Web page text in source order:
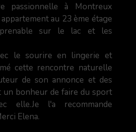
passionnelle à Montreux
au 23 ème étage
sur le lac et les
le sourire en lingerie et
cette rencontre naturelle
de son annonce et des
un bonheur de faire du sport
elle.Je l'a recommande
Elena.